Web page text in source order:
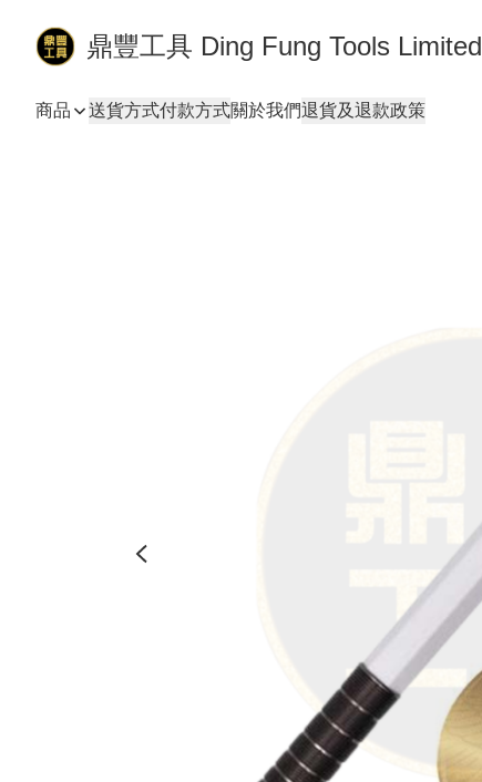
鼎豐工具 Ding Fung Tools Limited
商品 送貨方式付款方式關於我們退貨及退款政策